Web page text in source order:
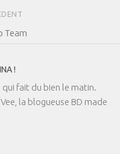
Team
!
fait du bien le matin.
la blogueuse BD made